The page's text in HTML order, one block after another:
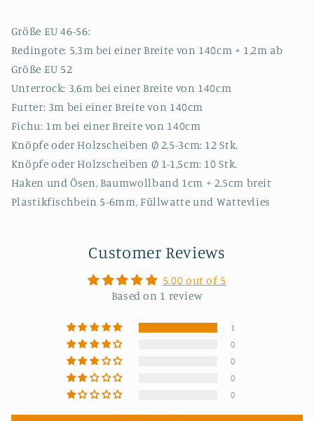
Größe EU 46-56:
Redingote: 5,3m bei einer Breite von 140cm + 1,2m ab
Größe EU 52
Unterrock: 3,6m bei einer Breite von 140cm
Futter: 3m bei einer Breite von 140cm
Fichu: 1m bei einer Breite von 140cm
Knöpfe oder Holzscheiben Ø 2,5-3cm: 12 Stk.
Knöpfe oder Holzscheiben Ø 1-1,5cm: 10 Stk.
Haken und Ösen, Baumwollband 1cm + 2,5cm breit
Plastikfischbein 5-6mm, Füllwatte und Wattevlies
Customer Reviews
5.00 out of 5
Based on 1 review
1
0
0
0
0